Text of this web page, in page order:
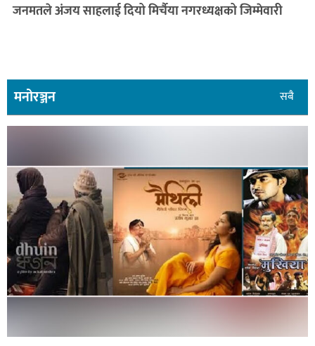
आर्केस्ट्रामा विवाद: मेयर साहले गरे युवकमाथी हातपात
मनोरञ्जन सबै